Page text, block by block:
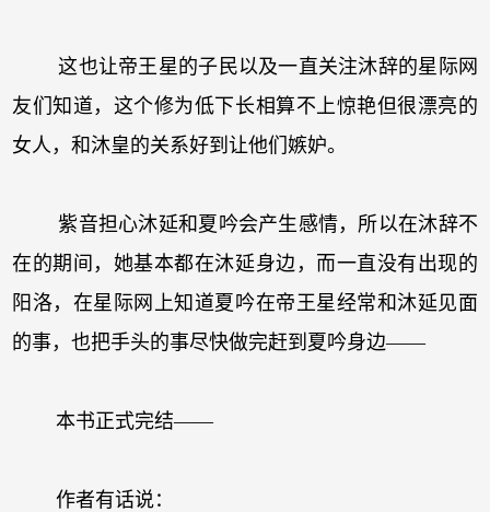
这也让帝王星的子民以及一直关注沐辞的星际网
友们知道，这个修为低下长相算不上惊艳但很漂亮的
女人，和沐皇的关系好到让他们嫉妒。
紫音担心沐延和夏吟会产生感情，所以在沐辞不
在的期间，她基本都在沐延身边，而一直没有出现的
阳洛，在星际网上知道夏吟在帝王星经常和沐延见面
的事，也把手头的事尽快做完赶到夏吟身边——
本书正式完结——
作者有话说：